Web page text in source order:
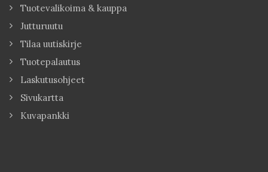
Tuotevalikoima & kauppa
Jutturuutu
Tilaa uutiskirje
Tuotepalautus
Laskutusohjeet
Sivukartta
Kuvapankki